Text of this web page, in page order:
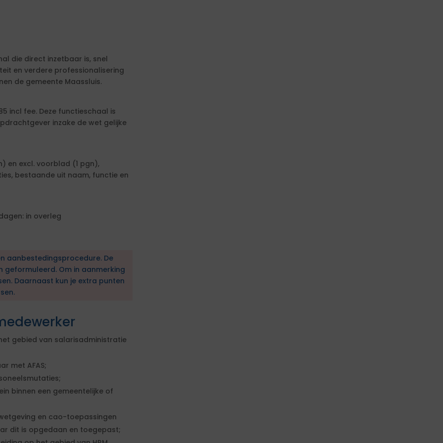
die direct inzetbaar is, snel
en verdere professionalisering
de gemeente Maassluis.
incl fee. Deze functieschaal is
inzake de wet gelijke
en excl. voorblad (1 pgn),
bestaande uit naam, functie en
in overleg
aanbestedingsprocedure. De
geformuleerd. Om in aanmerking
Daarnaast kun je extra punten
gebied van salarisadministratie
met AFAS;
binnen een gemeentelijke of
en cao-toepassingen
dit is opgedaan en toegepast;